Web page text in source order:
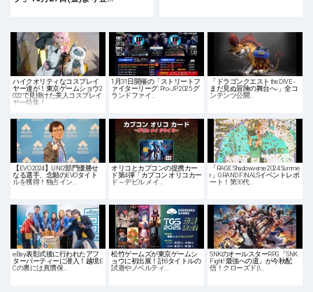
ハイクオリティなコスプレイ
ヤー達が！東京ゲームショウ2
022で見掛けた美人コスプレイ
ヤー特集！
1月31日開催の「ストリートフ
ァイターリーグ: Pro-JP 2025 グ
ランドファイ…
「ドラゴンクエスト the DIVE -
まだ見ぬ冒険の舞台へ-」全コ
ンテンツ公開…
【EVO 2024】UNI2部門優勝せ
なる選手、念願のEVOタイト
ルを獲得！独占イン…
オリコとカプコンの提携カー
ド第4弾「カプコン オリコカー
ド～デビル メイ…
「RAGE Shadowverse 2024 Summe
r」GRAND FINALSイベントレポ
ート！第30代…
eBay表彰式後に行われたアフ
ターパーティーに潜入！越境E
Cの裏には真贋保…
松竹ゲームズが東京ゲームシ
ョウに初出展！計8タイトルの
試遊やノベルティ…
SNKのオールスターRPG「SNK
Fight! 最強への道」が今秋配
信！クローズドβ…